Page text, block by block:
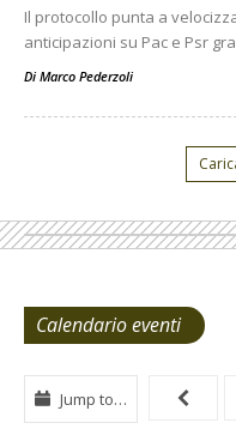
Il protocollo punta a
anticipazioni su Pac e Psr
Di Marco Pederzoli
Calendario eventi
ViewJump to…